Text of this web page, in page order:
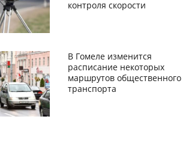
контроля скорости
В Гомеле изменится
расписание некоторых
маршрутов общественного
транспорта